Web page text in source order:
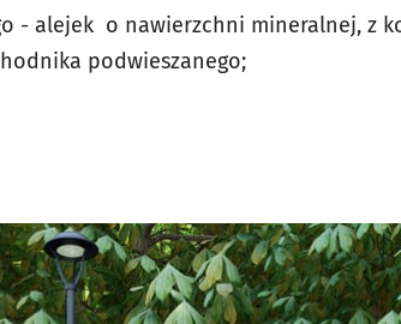
- alejek o nawierzchni mineralnej, z
podwieszanego;